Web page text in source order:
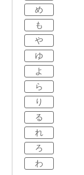
め
も
や
ゆ
よ
ら
り
る
れ
ろ
わ